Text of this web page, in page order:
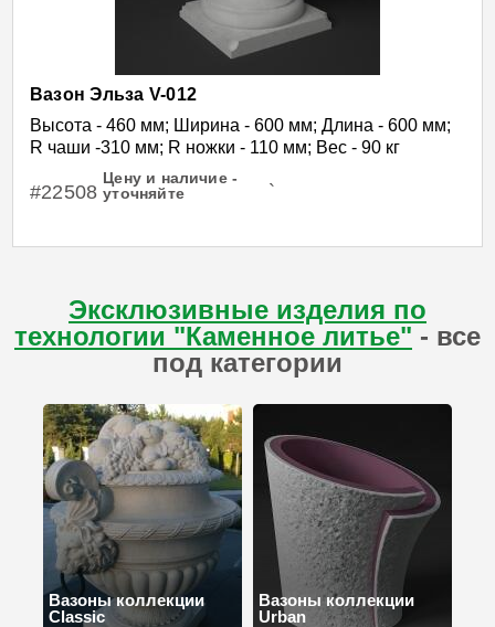
Вазон Эльза V-012
Высота - 460 мм; Ширина - 600 мм; Длина - 600 мм;
R чаши -310 мм; R ножки - 110 мм; Вес - 90 кг
#22508
Цену и наличие -
уточняйте
`
Эксклюзивные изделия по
технологии "Каменное литье" - все
под категории
Вазоны коллекции
Classic
Вазоны коллекции
Urban